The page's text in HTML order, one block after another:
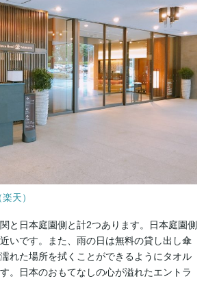
天）
と日本庭園側と計2つあります。日本庭園側
いです。また、雨の日は無料の貸し出し傘
れた場所を拭くことができるようにタオル
。日本のおもてなしの心が溢れたエントラ